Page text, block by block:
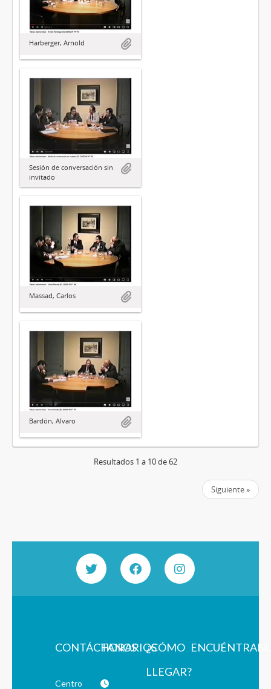
Harberger, Arnold
Sesión de conversación sin
invitado
Massad, Carlos
Bardón, Alvaro
Resultados 1 a 10 de 62
Siguiente »
CONTÁCTANOS
Centro
HORARIOS¿CÓMO
LLEGAR?